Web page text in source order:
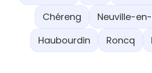
Chéreng
Neuville-
Haubourdin
Roncq